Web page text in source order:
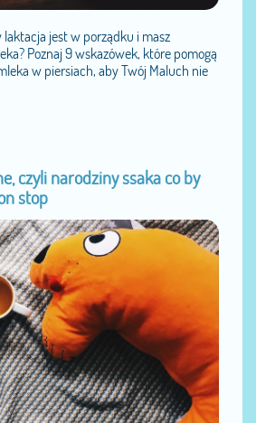
laktacja jest w porządku i masz
Poznaj 9 wskazówek, które pomogą
w piersiach, aby Twój Maluch nie
czyli narodziny ssaka co by
stop